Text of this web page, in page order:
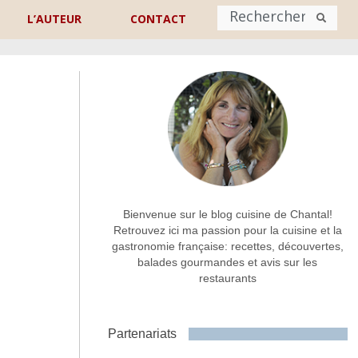
L’AUTEUR CONTACT
Nom
Commentaire ou message *
Bienvenue sur le blog cuisine de Chantal!
Retrouvez ici ma passion pour la cuisine et la
gastronomie française: recettes, découvertes,
balades gourmandes et avis sur les
restaurants
Partenariats